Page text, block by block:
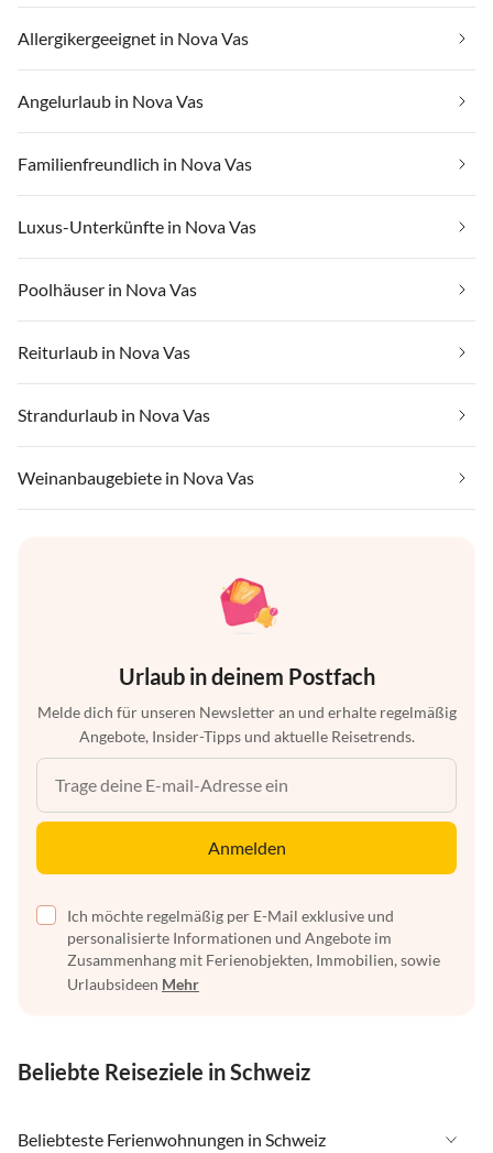
Allergikergeeignet in Nova Vas
Angelurlaub in Nova Vas
Familienfreundlich in Nova Vas
Luxus-Unterkünfte in Nova Vas
Poolhäuser in Nova Vas
Reiturlaub in Nova Vas
Strandurlaub in Nova Vas
Weinanbaugebiete in Nova Vas
Urlaub in deinem Postfach
Melde dich für unseren Newsletter an und erhalte regelmäßig
Angebote, Insider-Tipps und aktuelle Reisetrends.
Anmelden
Ich möchte regelmäßig per E-Mail exklusive und
personalisierte Informationen und Angebote im
Zusammenhang mit Ferienobjekten, Immobilien, sowie
Urlaubsideen Mehr
Beliebte Reiseziele in Schweiz
Beliebteste Ferienwohnungen in Schweiz